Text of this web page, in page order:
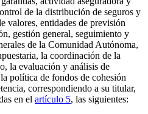
de la distribución de seguros y
valores, entidades de previsión
gestión general, seguimiento y
de la Comunidad Autónoma,
la coordinación de la
la evaluación y análisis de
política de fondos de cohesión
correspondiendo a su titular,
en el artículo 5, las siguientes: